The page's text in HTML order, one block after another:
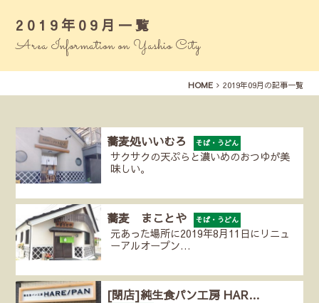
2019年09月一覧
Area Information on Yashio City
HOME 2019年09月の記事一覧
蕎麦処いいむろ そば・うどん
サクサクの天ぷらと濃いめのおつゆが美
味しい。
蕎麦 まことや そば・うどん
元あった場所に2019年8月11日にリニュ
ーアルオープン…
[閉店]純生食パン工房 HAR…